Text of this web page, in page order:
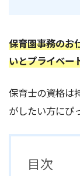
保育園事務のお
いとプライベー
保育士の資格は
がしたい方にぴ
目次